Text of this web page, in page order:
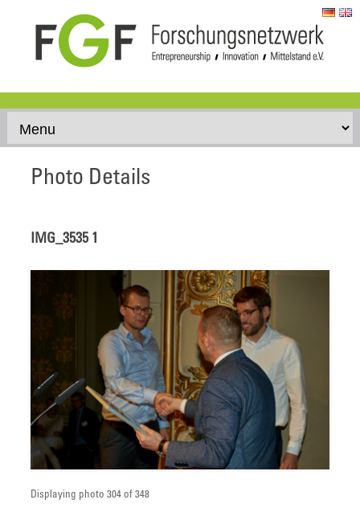
Skip to content
Photo Details
IMG_3535 1
Displaying photo 304 of 348